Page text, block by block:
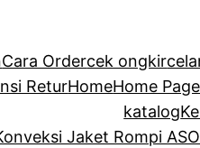
Cara Ordercek ongkir
ReturHomeHome Page
katalog
Jaket Rompi